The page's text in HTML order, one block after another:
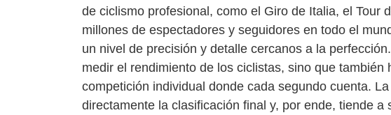
de ciclismo profesional, como el Giro de Italia, el Tour
millones de espectadores y seguidores en todo el
un nivel de precisión y detalle cercanos a la
medir el rendimiento de los ciclistas, sino que también
competición individual donde cada segundo cuenta.
directamente la clasificación final y, por ende, tiende